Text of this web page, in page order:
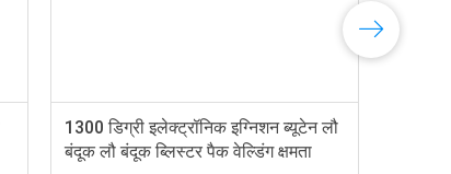
1300 डिग्री इलेक्ट्रॉनिक इग्निशन ब्यूटेन लौ
बंदूक लौ बंदूक ब्लिस्टर पैक वेल्डिंग क्षमता